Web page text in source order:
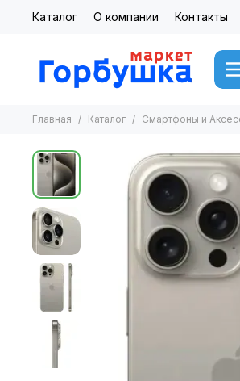
Каталог О компании Контакты
Главная Каталог Смартфоны и